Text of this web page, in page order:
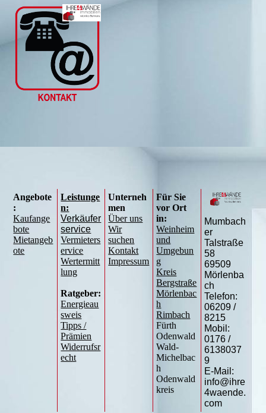
Angebote
:
Kaufange
bote
Mietangeb
ote
Leistunge
n:
Verkäufer
service
Vermieters
ervice
Wertermitt
lung
Ratgeber:
Energieau
sweis
Tipps /
Prämien
Widerrufsr
echt
Unterneh
men
Über uns
Wir
suchen
Kontakt
Impressum
Für Sie
vor Ort
in:
Weinheim
und
Umgebun
g
Kreis
Bergstraße
Mörlenbac
h
Rimbach
Fürth
Odenwald
Wald-
Michelbac
h
Odenwald
kreis
Mumbach
er
Talstraße
58
69509
Mörlenba
ch
Telefon:
06209 /
8215
Mobil:
0176 /
6138037
9
E-Mail:
info@ihre
4waende.
com